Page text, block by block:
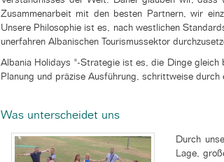
Zusammenarbeit mit den besten Partnern, wir
Unsere Philosophie ist es, nach westlichen
unerfahren Albanischen Tourismussektor
Albania Holidays "-Strategie ist es, die Dinge
Planung und präzise Ausführung, schrittweise
Was unterscheidet uns
Durch
Lage,